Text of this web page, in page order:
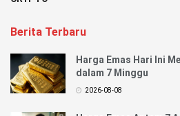
Berita Terbaru
Harga Emas Hari Ini
dalam 7 Minggu
2026-08-08